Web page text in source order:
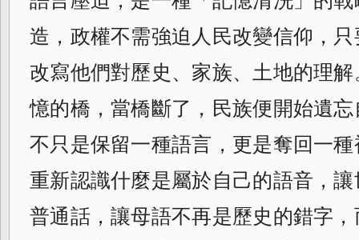
造，政權不需強迫人民改變信仰，
改寫他們對歷史、家族、土地的理
憶的橋，當橋斷了，民族便開始遺
不只是保留一種語言，更是奪回一
重新認識什麼是屬於自己的語音，
普通話，讓母語不再是歷史的錯字